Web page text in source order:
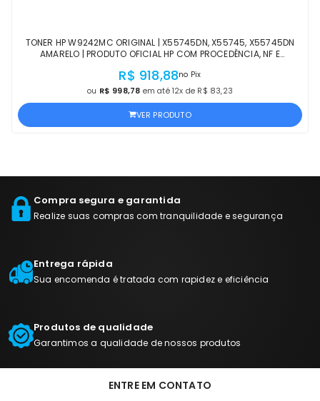
TONER HP W9242MC ORIGINAL | X55745DN, X55745, X55745DN
AMARELO | PRODUTO OFICIAL HP COM PROCEDÊNCIA, NF E
R$ 918,88no Pix
ou R$ 998,78 em até 12x de R$ 83,23
VER PRODUTO
Compra segura e garantida
Realize suas compras com tranquilidade e segurança
Entrega rápida
Sua encomenda é tratada com rapidez e eficiência
Produtos de qualidade
Garantimos a qualidade de nossos produtos
ENTRE EM CONTATO